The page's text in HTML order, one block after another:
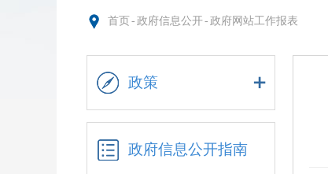
首页 - 政府信息公开- 政府网站工作报表
政策
政府信息公开指南